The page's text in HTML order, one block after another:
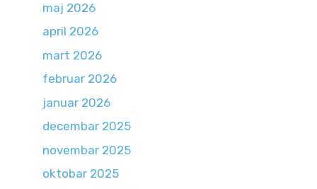
maj 2026
april 2026
mart 2026
februar 2026
januar 2026
decembar 2025
novembar 2025
oktobar 2025